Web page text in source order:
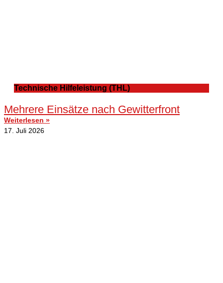
Technische Hilfeleistung (THL)
Mehrere Einsätze nach Gewitterfront
Weiterlesen »
17. Juli 2026